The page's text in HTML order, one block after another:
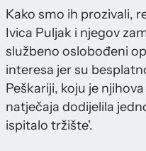
Kako smo ih prozivali,
Ivica Puljak i njegov
službeno oslobođeni
interesa jer su
Peškariji, koju je
natječaja dodijelila
ispitalo tržište'.